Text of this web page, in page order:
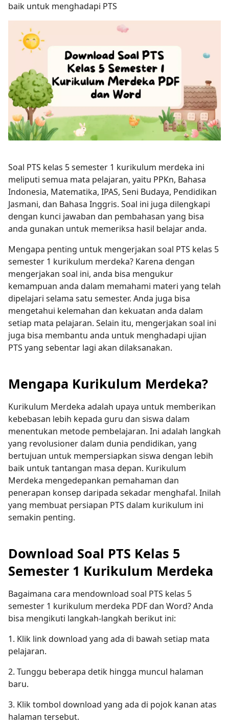
baik untuk menghadapi PTS
Soal PTS kelas 5 semester 1 kurikulum merdeka ini
meliputi semua mata pelajaran, yaitu PPKn, Bahasa
Indonesia, Matematika, IPAS, Seni Budaya, Pendidikan
Jasmani, dan Bahasa Inggris. Soal ini juga dilengkapi
dengan kunci jawaban dan pembahasan yang bisa
anda gunakan untuk memeriksa hasil belajar anda.
Mengapa penting untuk mengerjakan soal PTS kelas 5
semester 1 kurikulum merdeka? Karena dengan
mengerjakan soal ini, anda bisa mengukur
kemampuan anda dalam memahami materi yang telah
dipelajari selama satu semester. Anda juga bisa
mengetahui kelemahan dan kekuatan anda dalam
setiap mata pelajaran. Selain itu, mengerjakan soal ini
juga bisa membantu anda untuk menghadapi ujian
PTS yang sebentar lagi akan dilaksanakan.
Mengapa Kurikulum Merdeka?
Kurikulum Merdeka adalah upaya untuk memberikan
kebebasan lebih kepada guru dan siswa dalam
menentukan metode pembelajaran. Ini adalah langkah
yang revolusioner dalam dunia pendidikan, yang
bertujuan untuk mempersiapkan siswa dengan lebih
baik untuk tantangan masa depan. Kurikulum
Merdeka mengedepankan pemahaman dan
penerapan konsep daripada sekadar menghafal. Inilah
yang membuat persiapan PTS dalam kurikulum ini
semakin penting.
Download Soal PTS Kelas 5
Semester 1 Kurikulum Merdeka
Bagaimana cara mendownload soal PTS kelas 5
semester 1 kurikulum merdeka PDF dan Word? Anda
bisa mengikuti langkah-langkah berikut ini:
1. Klik link download yang ada di bawah setiap mata
pelajaran.
2. Tunggu beberapa detik hingga muncul halaman
baru.
3. Klik tombol download yang ada di pojok kanan atas
halaman tersebut.